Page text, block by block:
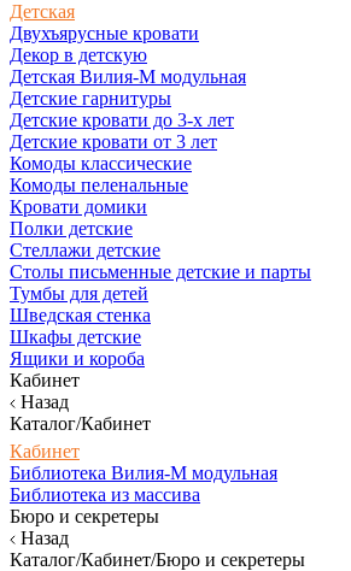
Детская
Двухъярусные кровати
Декор в детскую
Детская Вилия-М модульная
Детские гарнитуры
Детские кровати до 3-х лет
Детские кровати от 3 лет
Комоды классические
Комоды пеленальные
Кровати домики
Полки детские
Стеллажи детские
Столы письменные детские и парты
Тумбы для детей
Шведская стенка
Шкафы детские
Ящики и короба
Кабинет
Назад
Каталог/Кабинет
Кабинет
Библиотека Вилия-М модульная
Библиотека из массива
Бюро и секретеры
Назад
Каталог/Кабинет/Бюро и секретеры